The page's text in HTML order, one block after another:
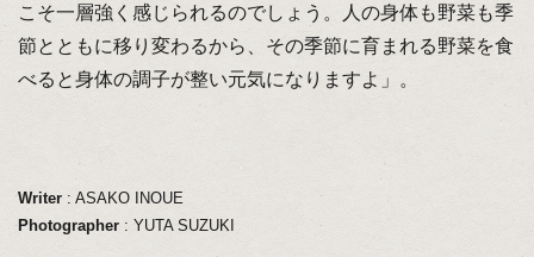
こそ一層強く感じられるのでしょう。人の身体も野菜も季
節とともに移り変わるから、その季節に育まれる野菜を食
べると身体の調子が整い元気になりますよ」。
Writer: ASAKO INOUE
Photographer: YUTA SUZUKI